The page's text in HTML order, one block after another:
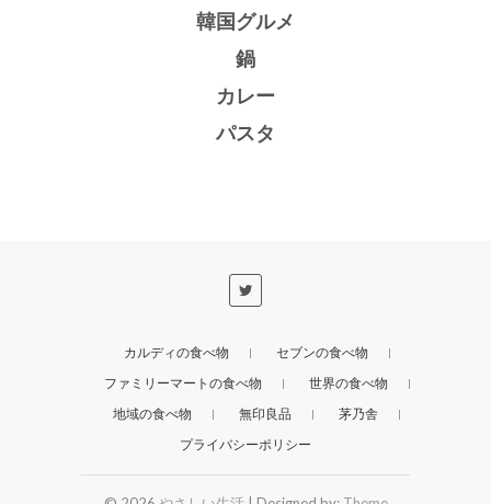
韓国グルメ
鍋
カレー
パスタ
カルディの食べ物
セブンの食べ物
ファミリーマートの食べ物
世界の食べ物
地域の食べ物
無印良品
茅乃舎
プライバシーポリシー